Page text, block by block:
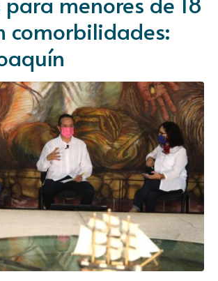
comorbilidades: